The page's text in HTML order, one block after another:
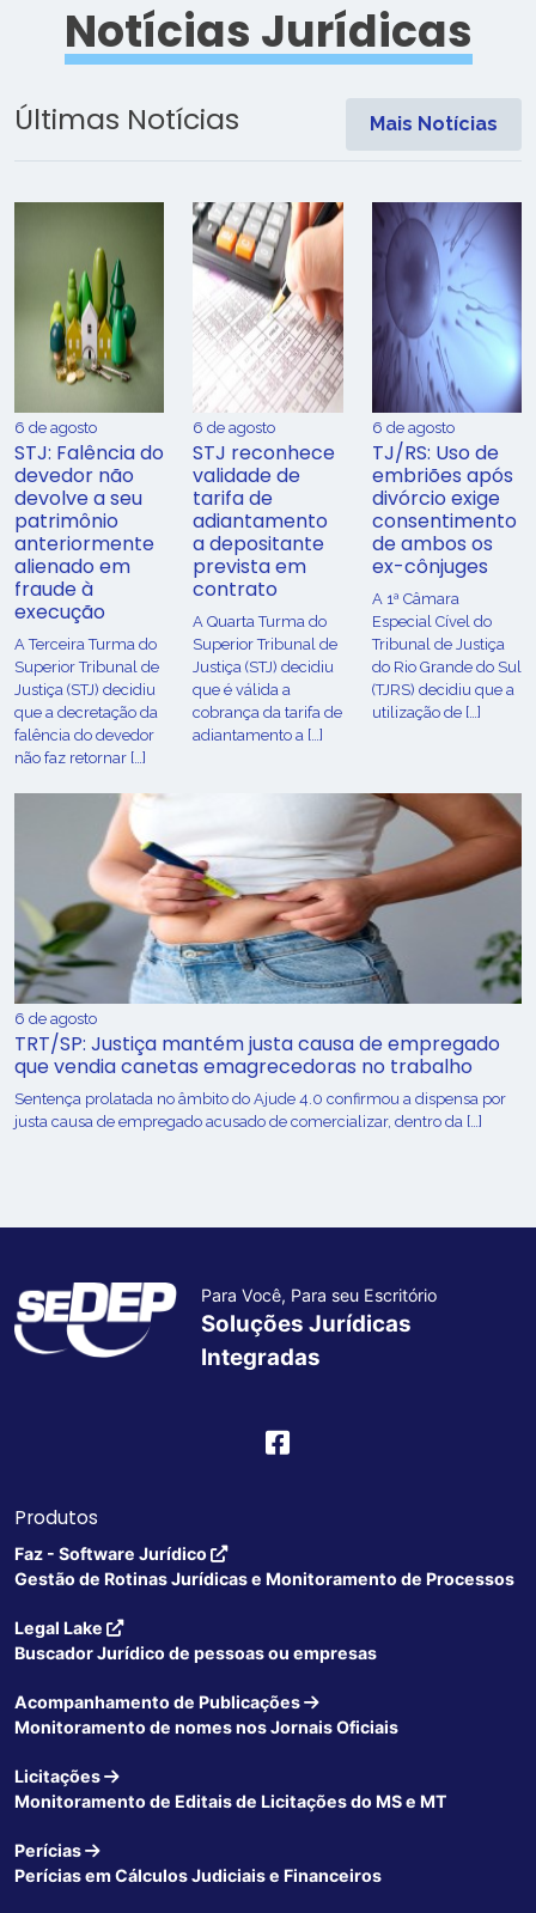
Notícias Jurídicas
Últimas Notícias Mais Notícias
6 de agosto
STJ: Falência do
devedor não
devolve a seu
patrimônio
anteriormente
alienado em
fraude à
execução
A Terceira Turma do
Superior Tribunal de
Justiça (STJ) decidiu
que a decretação da
falência do devedor
não faz retornar […]
6 de agosto
STJ reconhece
validade de
tarifa de
adiantamento
a depositante
prevista em
contrato
A Quarta Turma do
Superior Tribunal de
Justiça (STJ) decidiu
que é válida a
cobrança da tarifa de
adiantamento a […]
6 de agosto
TJ/RS: Uso de
embriões após
divórcio exige
consentimento
de ambos os
ex-cônjuges
A 1ª Câmara
Especial Cível do
Tribunal de Justiça
do Rio Grande do Sul
(TJRS) decidiu que a
utilização de […]
6 de agosto
TRT/SP: Justiça mantém justa causa de empregado
que vendia canetas emagrecedoras no trabalho
Sentença prolatada no âmbito do Ajude 4.0 confirmou a dispensa por
justa causa de empregado acusado de comercializar, dentro da […]
Para Você, Para seu Escritório
Soluções Jurídicas
Integradas
Produtos
Faz - Software Jurídico
Gestão de Rotinas Jurídicas e Monitoramento de Processos
Legal Lake
Buscador Jurídico de pessoas ou empresas
Acompanhamento de Publicações
Monitoramento de nomes nos Jornais Oficiais
Licitações
Monitoramento de Editais de Licitações do MS e MT
Perícias
Perícias em Cálculos Judiciais e Financeiros